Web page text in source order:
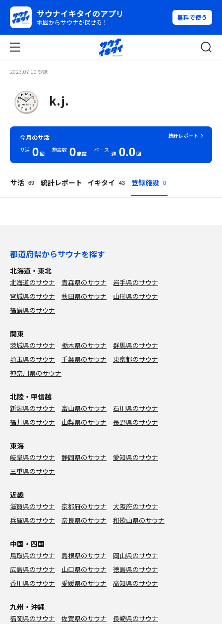
サウナイキタイのアプリ
地図からサウナが探せる！
無料で使う
2023.07.10 登録
k.j.
統計レポート
今月のサ活
サ活 0回
施設数 0施設
ペース
週 0.0回
サ活 69 統計レポート イキタイ 43 登録施設 0
都道府県からサウナを探す
北海道・東北
北海道のサウナ 青森県のサウナ
岩手県のサウナ
宮城県のサウナ
秋田県のサウナ
山形県のサウナ
福島県のサウナ
関東
茨城県のサウナ 栃木県のサウナ
群馬県のサウナ
埼玉県のサウナ
千葉県のサウナ
東京都のサウナ
神奈川県のサウナ
北陸・甲信越
新潟県のサウナ 富山県のサウナ
石川県のサウナ
福井県のサウナ
山梨県のサウナ 長野県のサウナ
東海
岐阜県のサウナ 静岡県のサウナ
愛知県のサウナ
三重県のサウナ
近畿
滋賀県のサウナ 京都府のサウナ
大阪府のサウナ
兵庫県のサウナ
奈良県のサウナ 和歌山県のサウナ
中国・四国
鳥取県のサウナ 島根県のサウナ
岡山県のサウナ
広島県のサウナ
山口県のサウナ
徳島県のサウナ
香川県のサウナ
愛媛県のサウナ 高知県のサウナ
九州・沖縄
福岡県のサウナ 佐賀県のサウナ
長崎県のサウナ